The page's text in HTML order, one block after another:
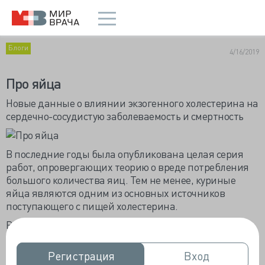
Регистрация
Регистрация Вход
Вход
Блоги 4/16/2019
Про яйца
Новые данные о влиянии экзогенного холестерина на
сердечно-сосудистую заболеваемость и смертность
В последние годы была опубликована целая серия
работ, опровергающих теорию о вреде потребления
большого количества яиц. Тем не менее, куриные
яйца являются одним из основных источников
поступающего с пищей холестерина.
В опубликованном в журнале JAMA исследовании, в
которое были включены данные из 6 исследований
(29 615 пациентов), включение в которые происходило